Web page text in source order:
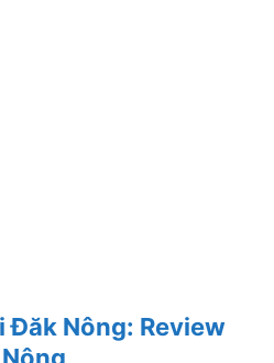
Đăk Nông: Review